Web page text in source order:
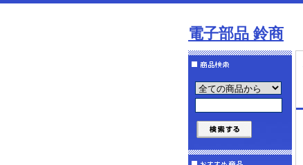
電子部品 鈴商